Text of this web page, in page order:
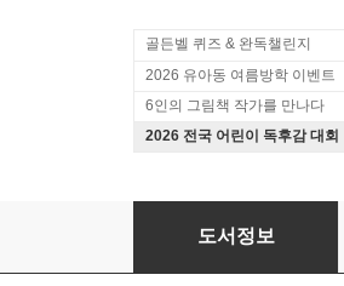
골든벨 퀴즈 & 완독챌린지
2026 유아동 여름방학 이벤트
6인의 그림책 작가를 만나다
2026 전국 어린이 독후감 대회
방사선의 세계
도서정보